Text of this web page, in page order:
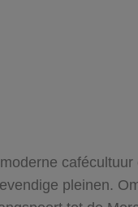
cafécultuur
pleinen.